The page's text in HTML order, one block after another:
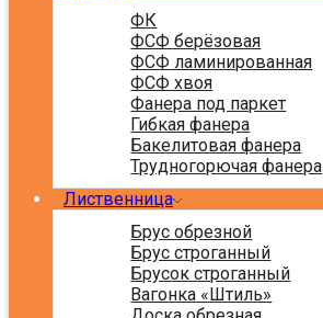
ФК
ФСФ берёзовая
ФСФ ламинированная
ФСФ хвоя
Фанера под паркет
Гибкая фанера
Бакелитовая фанера
Трудногорючая фанера
Лиственница
Брус обрезной
Брус строганный
Брусок строганный
Вагонка «Штиль»